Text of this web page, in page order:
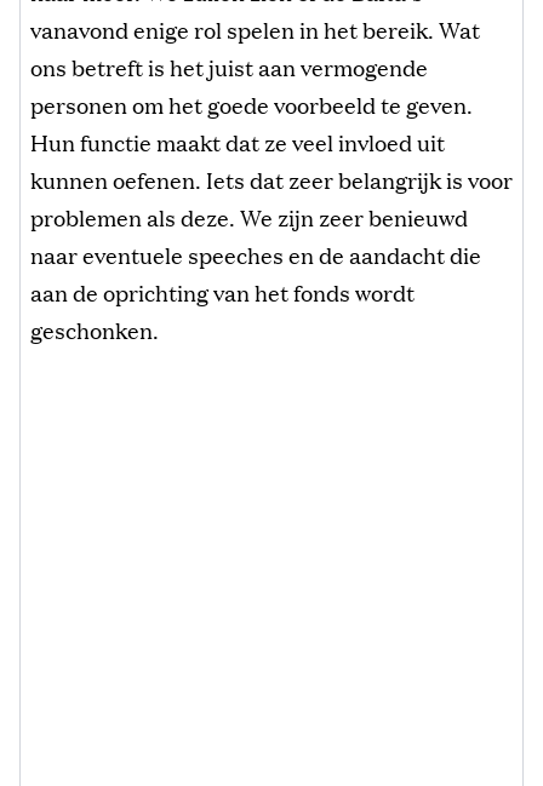
vanavond enige rol spelen in het bereik. Wat
ons betreft is het juist aan vermogende
personen om het goede voorbeeld te geven.
Hun functie maakt dat ze veel invloed uit
kunnen oefenen. Iets dat zeer belangrijk is voor
problemen als deze. We zijn zeer benieuwd
naar eventuele speeches en de aandacht die
aan de oprichting van het fonds wordt
geschonken.